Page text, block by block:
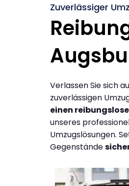
Zuverlässiger
Verlassen Sie sich
zuverlässigen
einen
unseres
Umzugslösungen.
Gegenstände